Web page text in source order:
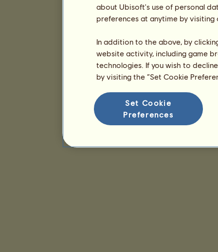
about Ubisoft's use of personal
preferences at anytime by
In addition to the above, by
website activity, including game
technologies. If you wish to
by visiting the “Set Cookie
Set Cookie
Preferences